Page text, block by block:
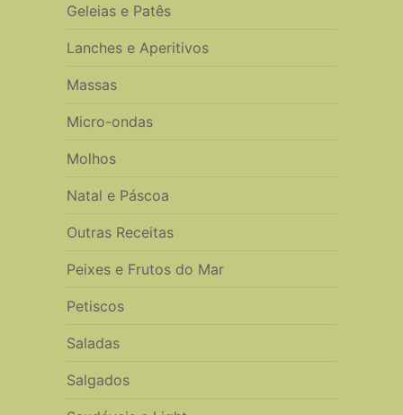
Geleias e Patês
Lanches e Aperitivos
Massas
Micro-ondas
Molhos
Natal e Páscoa
Outras Receitas
Peixes e Frutos do Mar
Petiscos
Saladas
Salgados